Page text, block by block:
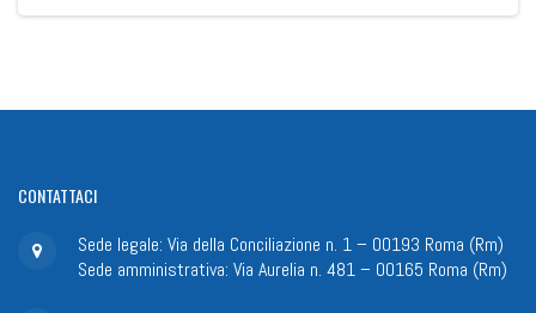
CONTATTACI
Sede legale: Via della Conciliazione n. 1 – 00193 Roma (Rm)
Sede amministrativa: Via Aurelia n. 481 – 00165 Roma (Rm)